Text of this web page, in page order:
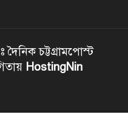
চট্টগ্রামপোস্ট
HostingNin